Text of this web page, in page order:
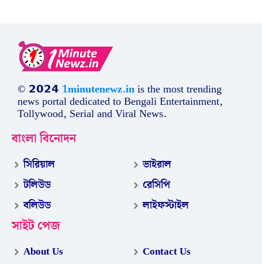
© 𝟮𝟬𝟮𝟰 1minutenewz.inis the most trending
news portal dedicated to Bengali Entertainment,
Tollywood, Serial and Viral News.
বাংলা বিনোদন
সিরিয়াল
টলিউড
বলিউড
ভাইরাল
রেসিপি
লাইফস্টাইল
সাইট পেজ
About Us Contact Us